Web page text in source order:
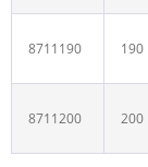
8711190 190
8711200 200